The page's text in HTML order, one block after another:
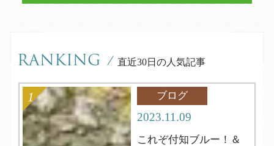
RANKING / 直近30日の人気記事
ブログ
2023.11.09
これぞ付知ブルー！＆